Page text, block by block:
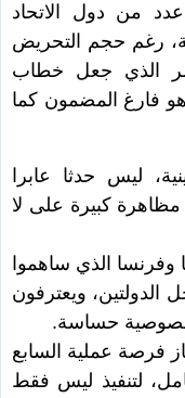
عدد من دول الاتحاد
رغم حجم التحريض
الذي جعل خطاب
فارغ المضمون كما
ليس حدثا عابرا
كبيرة على لا
وفرنسا الذي ساهموا
الدولتين، ويعترفون
خصوصية حساسة.
فرصة عملية السابع
لتنفيذ ليس فقط